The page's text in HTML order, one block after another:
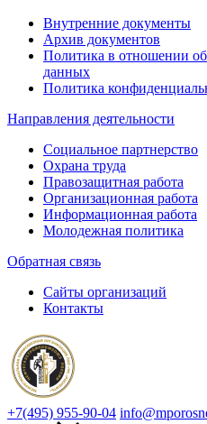
Внутренние документы
Архив документов
Политика в отношении
данных
Политика
Направления деятельности
Социальное партнерство
Охрана труда
Правозащитная работа
Организационная работа
Информационная работа
Молодежная политика
Обратная связь
Сайты организаций
Контакты
+7(495) 955-90-04